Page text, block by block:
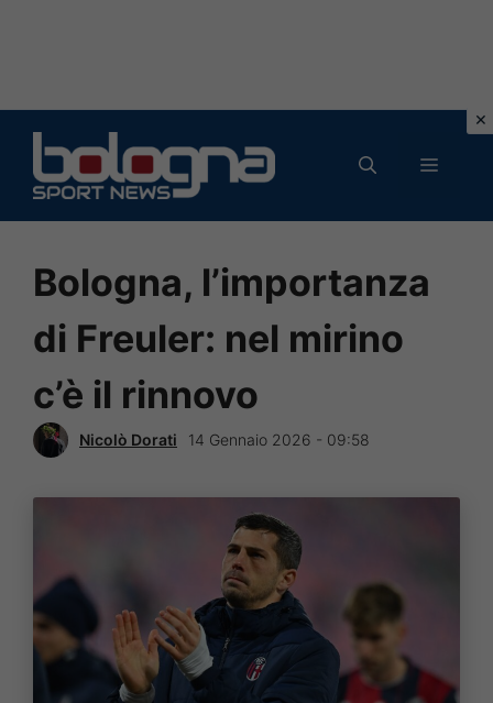
contenuto
MENU
Bologna, l’importanza
di Freuler: nel mirino
c’è il rinnovo
Nicolò Dorati 14 Gennaio 2026 - 09:58